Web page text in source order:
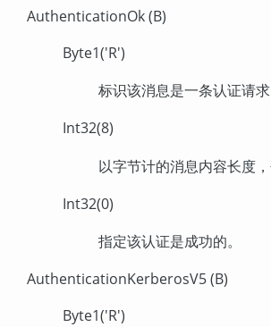
AuthenticationOk (B)
Byte1('R')
标识该消息是一条认证请求
Int32(8)
以字节计的消息内容长度
Int32(0)
指定该认证是成功的。
AuthenticationKerberosV5 (B)
Byte1('R')